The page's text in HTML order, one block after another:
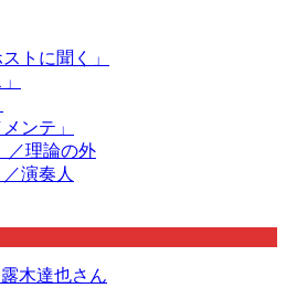
トに聞く」
ンテ」
／理論の外
演奏人
木達也さん